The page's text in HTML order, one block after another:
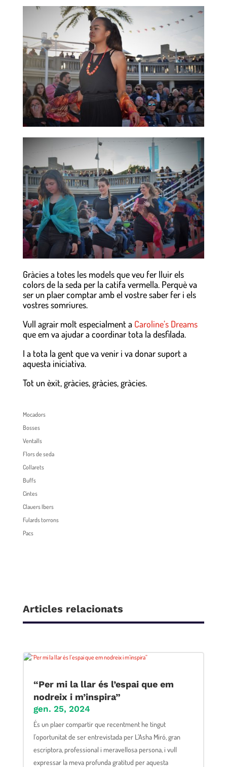
Gràcies a totes les models que veu fer lluir els
colors de la seda per la catifa vermella. Perquè va
ser un plaer comptar amb el vostre saber fer i els
vostres somriures.
Vull agrair molt especialment a Caroline’s Dreams
que em va ajudar a coordinar tota la desfilada.
I a tota la gent que va venir i va donar suport a
aquesta iniciativa.
Tot un èxit, gràcies, gràcies, gràcies.
Mocadors
Bosses
Ventalls
Flors de seda
Collarets
Buffs
Cintes
Clauers Ibers
Fulards torrons
Pacs
Articles relacionats
“Per mi la llar és l’espai que em
nodreix i m’inspira”
gen. 25, 2024
És un plaer compartir que recentment he tingut
l'oportunitat de ser entrevistada per L’Asha Miró, gran
escriptora, professional i meravellosa persona, i vull
expressar la meva profunda gratitud per aquesta